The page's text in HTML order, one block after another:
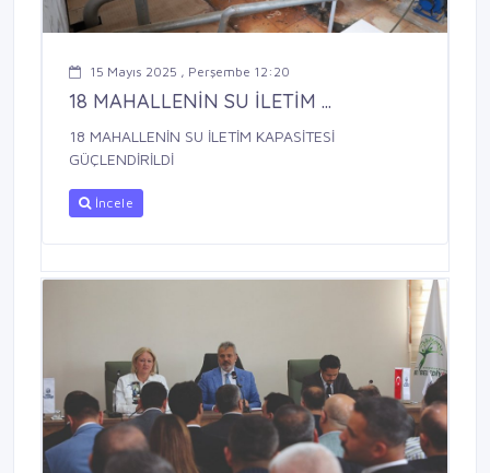
15 Mayıs 2025 , Perşembe 12:20
18 MAHALLENİN SU İLETİM ...
18 MAHALLENİN SU İLETİM KAPASİTESİ
GÜÇLENDİRİLDİ
İncele